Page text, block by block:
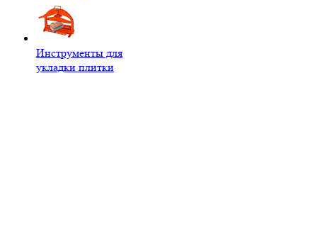
Инструменты для
укладки плитки